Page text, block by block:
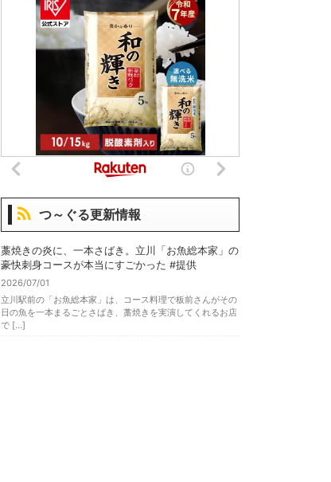
つ～ぐる更新情報
藁焼きの炎に、一本さばき。立川「お魚総本家」の
豪快刺身コースが本当にすごかった #提供
2026/07/01
立川駅前の「お魚総本家」は、コース料理で板前さんがその
日の魚を一本まるごとさばき、藁焼きを実演してくれるお店
で […]